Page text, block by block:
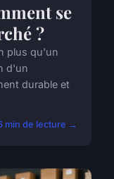
se
?
plus qu'un
d'un
durable et
min de lecture →